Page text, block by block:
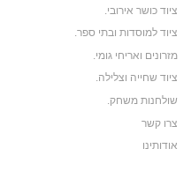
ציוד כושר אירובי.
ציוד למוסדות ובתי ספר.
מזרונים ואריחי גומי.
ציוד שחייה וצלילה.
שולחנות משחק.
צרו קשר
אודותינו